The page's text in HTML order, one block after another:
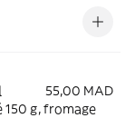
55,00 MAD
150 g, fromage